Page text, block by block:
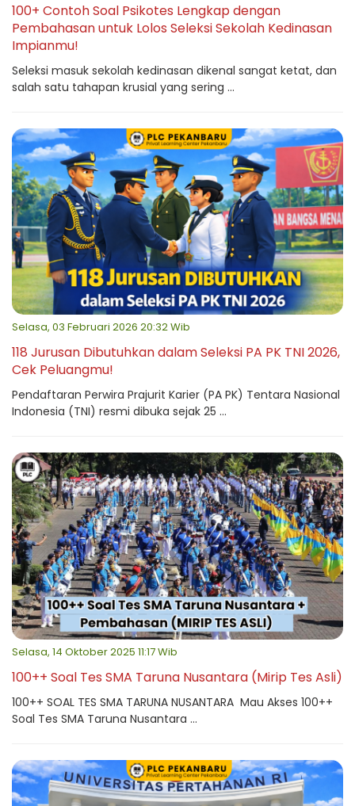
100+ Contoh Soal Psikotes Lengkap dengan
Pembahasan untuk Lolos Seleksi Sekolah Kedinasan
Impianmu!
Seleksi masuk sekolah kedinasan dikenal sangat ketat, dan
salah satu tahapan krusial yang sering ...
Selasa, 03 Februari 2026 20:32 Wib
118 Jurusan Dibutuhkan dalam Seleksi PA PK TNI 2026,
Cek Peluangmu!
Pendaftaran Perwira Prajurit Karier (PA PK) Tentara Nasional
Indonesia (TNI) resmi dibuka sejak 25 ...
Selasa, 14 Oktober 2025 11:17 Wib
100++ Soal Tes SMA Taruna Nusantara (Mirip Tes Asli)
100++ SOAL TES SMA TARUNA NUSANTARA Mau Akses 100++
Soal Tes SMA Taruna Nusantara ...